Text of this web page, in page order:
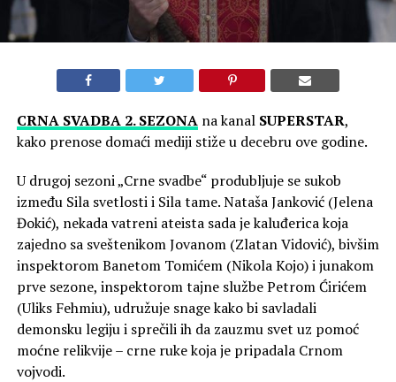
CRNA SVADBA 2. SEZONAna kanal SUPERSTAR,
kako prenose domaći mediji stiže u decebru ove godine.
U drugoj sezoni „Crne svadbe“ produbljuje se sukob
između Sila svetlosti i Sila tame. Nataša Janković (Jelena
Đokić), nekada vatreni ateista sada je kaluđerica koja
zajedno sa sveštenikom Jovanom (Zlatan Vidović), bivšim
inspektorom Banetom Tomićem (Nikola Kojo) i junakom
prve sezone, inspektorom tajne službe Petrom Ćirićem
(Uliks Fehmiu), udružuje snage kako bi savladali
demonsku legiju i sprečili ih da zauzmu svet uz pomoć
moćne relikvije – crne ruke koja je pripadala Crnom
vojvodi.